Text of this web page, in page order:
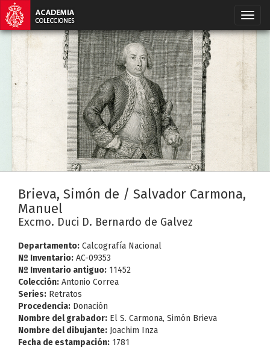
Brieva, Simón de / Salvador Carmona,
Manuel
Excmo. Duci D. Bernardo de Galvez
Departamento: Calcografía Nacional
Nº Inventario: AC-09353
Nº Inventario antiguo: 11452
Colección: Antonio Correa
Series: Retratos
Procedencia: Donación
Nombre del grabador: El S. Carmona, Simón Brieva
Nombre del dibujante: Joachim Inza
Fecha de estampación: 1781